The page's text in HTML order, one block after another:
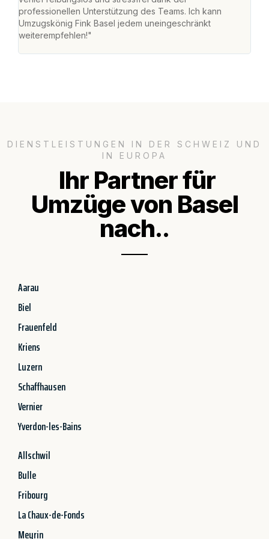
professionellen Unterstützung des Teams. Ich kann
Umzugskönig Fink Basel jedem uneingeschränkt
weiterempfehlen!"
DIENSTLEISTUNGEN IN DER SCHWEIZ UND
IN EUROPA
Ihr Partner für
Umzüge von Basel
nach..
Aarau
Biel
Frauenfeld
Kriens
Luzern
Schaffhausen
Vernier
Yverdon-les-Bains
Allschwil
Bulle
Fribourg
La Chaux-de-Fonds
Meyrin